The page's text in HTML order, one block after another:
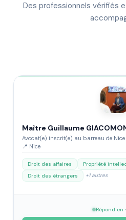
Des professionnels vérifiés
Maître Guillaume
Avocat(e) inscrit(e) au barreau de Nice
📍 Nice
Droit des affaires
Propriété
Droit des étrangers
+1 autres
Répond en